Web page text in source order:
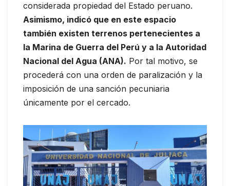
considerada propiedad del Estado peruano.
Asimismo, indicó que en este espacio
también existen terrenos pertenecientes a
la Marina de Guerra del Perú y a la Autoridad
Nacional del Agua (ANA). Por tal motivo, se
procederá con una orden de paralización y la
imposición de una sanción pecuniaria
únicamente por el cercado.